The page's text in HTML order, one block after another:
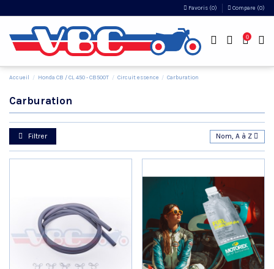
Favoris (0) Compare (0)
0
Accueil Honda CB / CL 450 - CB500T Circuit essence Carburation
Carburation
Filtrer Nom, A à Z